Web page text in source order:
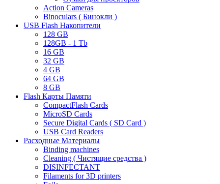
Action Cameras
Binoculars ( Бинокли )
USB Flash Накопители
128 GB
128GB - 1 Tb
16 GB
32 GB
4 GB
64 GB
8 GB
Flash Карты Памяти
CompactFlash Cards
MicroSD Cards
Secure Digital Cards ( SD Card )
USB Card Readers
Расходные Материалы
Binding machines
Cleaning ( Чистящие средства )
DISINFECTANT
Filaments for 3D printers